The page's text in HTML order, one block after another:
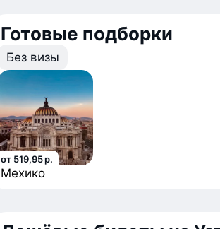
Готовые подборки
Без визы
от 519,95 р.
Мехико